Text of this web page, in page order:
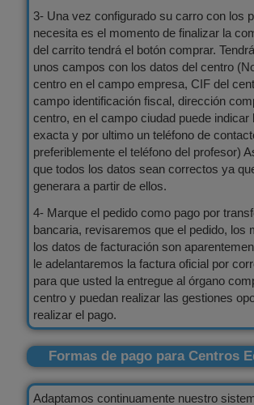
3- Una vez configurado su carro con los
necesita es el momento de finalizar la
del carrito tendrá el botón comprar.
unos campos con los datos del centro
centro en el campo empresa, CIF del
campo identificación fiscal, dirección
centro, en el campo ciudad puede indicar
exacta y por ultimo un teléfono de
preferiblemente el teléfono del profesor)
que todos los datos sean correctos ya
generara a partir de ellos.
4- Marque el pedido como pago por
bancaria, revisaremos que el pedido, los
los datos de facturación son
le adelantaremos la factura oficial por
para que usted la entregue al órgano
centro y puedan realizar las gestiones
realizar el pago.
Formas de pago para Centros
Adaptamos continuamente nuestro